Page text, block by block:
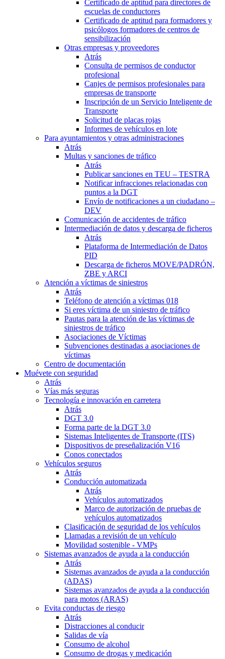
Certificado de aptitud para directores de
escuelas de conductores
Certificado de aptitud para formadores y
psicólogos formadores de centros de
sensibilización
Otras empresas y proveedores
Atrás
Consulta de permisos de conductor
profesional
Canjes de permisos profesionales para
empresas de transporte
Inscripción de un Servicio Inteligente de
Transporte
Solicitud de placas rojas
Informes de vehículos en lote
Para ayuntamientos y otras administraciones
Atrás
Multas y sanciones de tráfico
Atrás
Publicar sanciones en TEU – TESTRA
Notificar infracciones relacionadas con
puntos a la DGT
Envío de notificaciones a un ciudadano –
DEV
Comunicación de accidentes de tráfico
Intermediación de datos y descarga de ficheros
Atrás
Plataforma de Intermediación de Datos
PID
Descarga de ficheros MOVE/PADRÓN,
ZBE y ARCI
Atención a víctimas de siniestros
Atrás
Teléfono de atención a víctimas 018
Si eres víctima de un siniestro de tráfico
Pautas para la atención de las víctimas de
siniestros de tráfico
Asociaciones de Víctimas
Subvenciones destinadas a asociaciones de
víctimas
Centro de documentación
Muévete con seguridad
Atrás
Vías más seguras
Tecnología e innovación en carretera
Atrás
DGT 3.0
Forma parte de la DGT 3.0
Sistemas Inteligentes de Transporte (ITS)
Dispositivos de preseñalización V16
Conos conectados
Vehículos seguros
Atrás
Conducción automatizada
Atrás
Vehículos automatizados
Marco de autorización de pruebas de
vehículos automatizados
Clasificación de seguridad de los vehículos
Llamadas a revisión de un vehículo
Movilidad sostenible - VMPs
Sistemas avanzados de ayuda a la conducción
Atrás
Sistemas avanzados de ayuda a la conducción
(ADAS)
Sistemas avanzados de ayuda a la conducción
para motos (ARAS)
Evita conductas de riesgo
Atrás
Distracciones al conducir
Salidas de vía
Consumo de alcohol
Consumo de drogas y medicación